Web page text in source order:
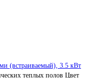
(встраиваемый), 3.5 кВт
теплых полов Цвет